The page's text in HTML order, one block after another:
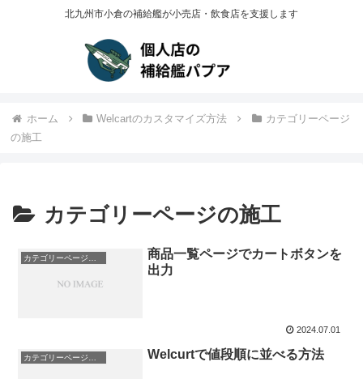
北九州市小倉の補給艦が小売店・飲食店を支援します
ホーム Welcartのカスタマイズ方法
カテゴリーページ
の施工
カテゴリーページの施工
商品一覧ページでカートボタンを
出力
2024.07.01
カテゴリーページの施工 Welcurtで値段順に並べる方法